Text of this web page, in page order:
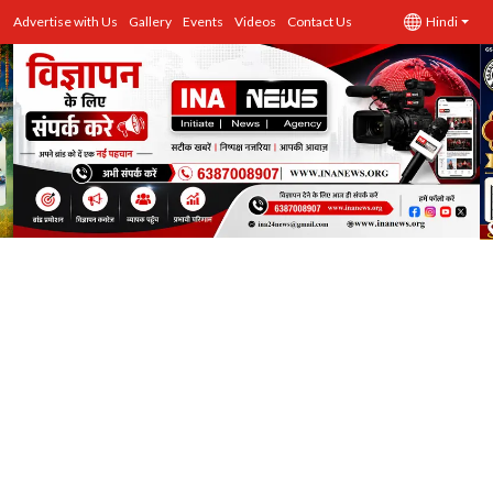
Advertise with Us Gallery Events Videos Contact Us Hindi
उत्तर प्रदेश
Advertise with Us
Events
राज्य